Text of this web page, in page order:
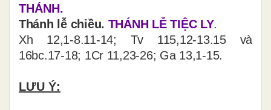
THÁNH.
Thánh lễ chiều. THÁNH LỄ TIỆC LY.
Xh 12,1-8.11-14; Tv 115,12-13.15 và
16bc.17-18; 1Cr 11,23-26; Ga 13,1-15.
LƯU Ý: